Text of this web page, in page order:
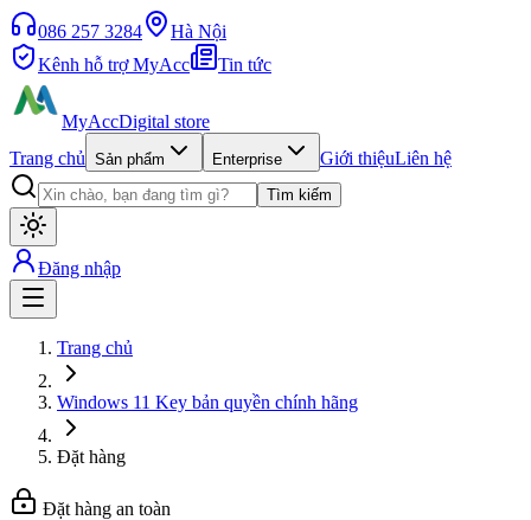
086 257 3284
Hà Nội
Kênh hỗ trợ MyAcc
Tin tức
MyAccDigital store
Trang chủ Sản phẩm Enterprise Giới thiệuLiên hệ
Tìm kiếm
Đăng nhập
Trang chủ
Windows 11 Key bản quyền chính hãng
Đặt hàng
Đặt hàng an toàn